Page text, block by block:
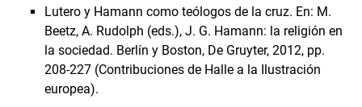
Lutero y Hamann como teólogos de la cruz. En: M.
Beetz, A. Rudolph (eds.), J. G. Hamann: la religión en
la sociedad. Berlín y Boston, De Gruyter, 2012, pp.
208-227 (Contribuciones de Halle a la Ilustración
europea).